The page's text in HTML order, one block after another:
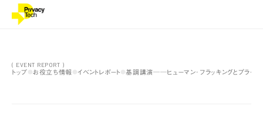
( EVENT REPORT )
トップ お役立ち情報 イベントレポート ●基調講演──ヒューマン･フラッキングとプライ